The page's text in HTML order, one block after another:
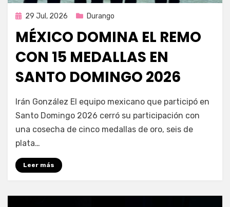
Publicada
29 Jul, 2026 Durango
MÉXICO DOMINA EL REMO
CON 15 MEDALLAS EN
SANTO DOMINGO 2026
por Fernando Miranda Servín
Irán González El equipo mexicano que participó en
Santo Domingo 2026 cerró su participación con
una cosecha de cinco medallas de oro, seis de
plata…
Leer más